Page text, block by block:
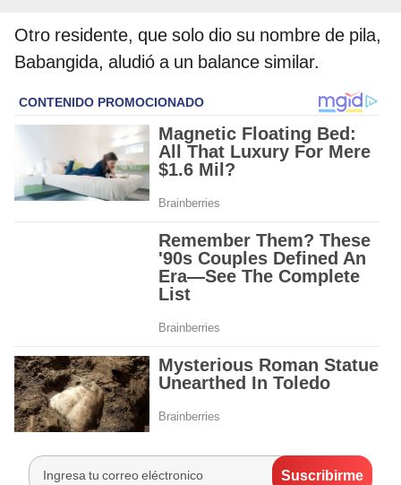
Otro residente, que solo dio su nombre de pila,
Babangida, aludió a un balance similar.